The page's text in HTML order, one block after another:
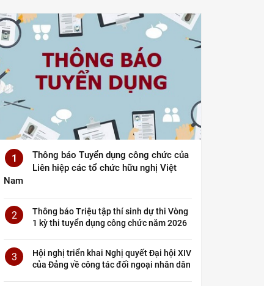
1
Thông báo Tuyển dụng công chức của
Liên hiệp các tổ chức hữu nghị Việt
Nam
2
Thông báo Triệu tập thí sinh dự thi Vòng
1 kỳ thi tuyển dụng công chức năm 2026
3
Hội nghị triển khai Nghị quyết Đại hội XIV
của Đảng về công tác đối ngoại nhân dân